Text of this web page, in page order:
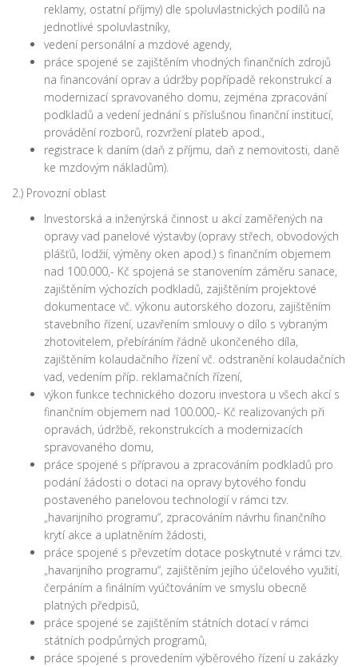
reklamy, ostatní příjmy) dle spoluvlastnických podílů na
jednotlivé spoluvlastníky,
vedení personální a mzdové agendy,
práce spojené se zajištěním vhodných finančních zdrojů
na financování oprav a údržby popřípadě rekonstrukcí a
modernizací spravovaného domu, zejména zpracování
podkladů a vedení jednání s příslušnou finanční institucí,
provádění rozborů, rozvržení plateb apod.,
registrace k daním (daň z příjmu, daň z nemovitosti, daně
ke mzdovým nákladům).
2.) Provozní oblast
Investorská a inženýrská činnost u akcí zaměřených na
opravy vad panelové výstavby (opravy střech, obvodových
plášťů, lodžií, výměny oken apod.) s finančním objemem
nad 100.000,- Kč spojená se stanovením záměru sanace,
zajištěním výchozích podkladů, zajištěním projektové
dokumentace vč. výkonu autorského dozoru, zajištěním
stavebního řízení, uzavřením smlouvy o dílo s vybraným
zhotovitelem, přebíráním řádně ukončeného díla,
zajištěním kolaudačního řízení vč. odstranění kolaudačních
vad, vedením příp. reklamačních řízení,
výkon funkce technického dozoru investora u všech akcí s
finančním objemem nad 100.000,- Kč realizovaných při
opravách, údržbě, rekonstrukcích a modernizacích
spravovaného domu,
práce spojené s přípravou a zpracováním podkladů pro
podání žádosti o dotaci na opravy bytového fondu
postaveného panelovou technologií v rámci tzv.
„havarijního programu“, zpracováním návrhu finančního
krytí akce a uplatněním žádosti,
práce spojené s převzetím dotace poskytnuté v rámci tzv.
„havarijního programu“, zajištěním jejího účelového využití,
čerpáním a finálním vyúčtováním ve smyslu obecně
platných předpisů,
práce spojené se zajištěním státních dotací v rámci
státních podpůrných programů,
práce spojené s provedením výběrového řízení u zakázky